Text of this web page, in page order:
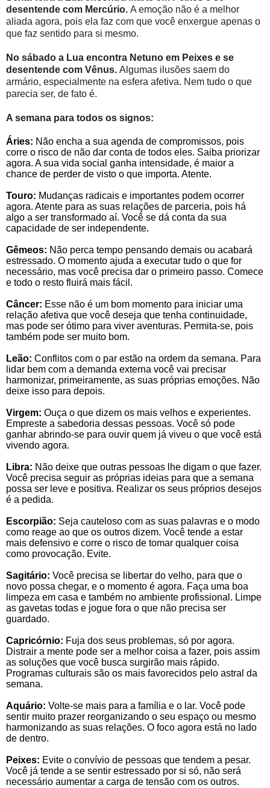
desentende com Mercúrio. A emoção não é a melhor
aliada agora, pois ela faz com que você enxergue apenas o
que faz sentido para si mesmo.
No sábado a Lua encontra Netuno em Peixes e se
desentende com Vênus. Algumas ilusões saem do
armário, especialmente na esfera afetiva. Nem tudo o que
parecia ser, de fato é.
A semana para todos os signos:
Áries: Não encha a sua agenda de compromissos, pois
corre o risco de não dar conta de todos eles. Saiba priorizar
agora. A sua vida social ganha intensidade, é maior a
chance de perder de visto o que importa. Atente.
Touro: Mudanças radicais e importantes podem ocorrer
agora. Atente para as suas relações de parceria, pois há
algo a ser transformado aí. Você se dá conta da sua
capacidade de ser independente.
Gêmeos: Não perca tempo pensando demais ou acabará
estressado. O momento ajuda a executar tudo o que for
necessário, mas você precisa dar o primeiro passo. Comece
e todo o resto fluirá mais fácil.
Câncer: Esse não é um bom momento para iniciar uma
relação afetiva que você deseja que tenha continuidade,
mas pode ser ótimo para viver aventuras. Permita-se, pois
também pode ser muito bom.
Leão: Conflitos com o par estão na ordem da semana. Para
lidar bem com a demanda externa você vai precisar
harmonizar, primeiramente, as suas próprias emoções. Não
deixe isso para depois.
Virgem: Ouça o que dizem os mais velhos e experientes.
Empreste a sabedoria dessas pessoas. Você só pode
ganhar abrindo-se para ouvir quem já viveu o que você está
vivendo agora.
Libra: Não deixe que outras pessoas lhe digam o que fazer.
Você precisa seguir as próprias ideias para que a semana
possa ser leve e positiva. Realizar os seus próprios desejos
é a pedida.
Escorpião: Seja cauteloso com as suas palavras e o modo
como reage ao que os outros dizem. Você tende a estar
mais defensivo e corre o risco de tomar qualquer coisa
como provocação. Evite.
Sagitário: Você precisa se libertar do velho, para que o
novo possa chegar, e o momento é agora. Faça uma boa
limpeza em casa e também no ambiente profissional. Limpe
as gavetas todas e jogue fora o que não precisa ser
guardado.
Capricórnio: Fuja dos seus problemas, só por agora.
Distrair a mente pode ser a melhor coisa a fazer, pois assim
as soluções que você busca surgirão mais rápido.
Programas culturais são os mais favorecidos pelo astral da
semana.
Aquário: Volte-se mais para a família e o lar. Você pode
sentir muito prazer reorganizando o seu espaço ou mesmo
harmonizando as suas relações. O foco agora está no lado
de dentro.
Peixes: Evite o convívio de pessoas que tendem a pesar.
Você já tende a se sentir estressado por si só, não será
necessário aumentar a carga de tensão com os outros.